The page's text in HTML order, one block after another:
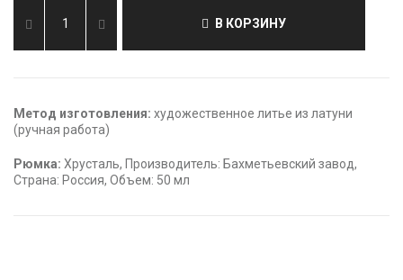
В КОРЗИНУ
Метод изготовления: художественное литье из латуни
(ручная работа)
Рюмка: Хрусталь, Производитель: Бахметьевский завод,
Страна: Россия, Объем: 50 мл